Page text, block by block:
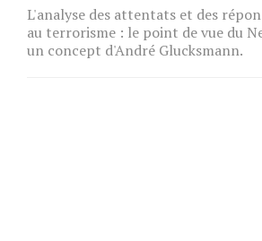
L'analyse des attentats et des
au terrorisme : le point de vue du
un concept d'André Glucksmann.